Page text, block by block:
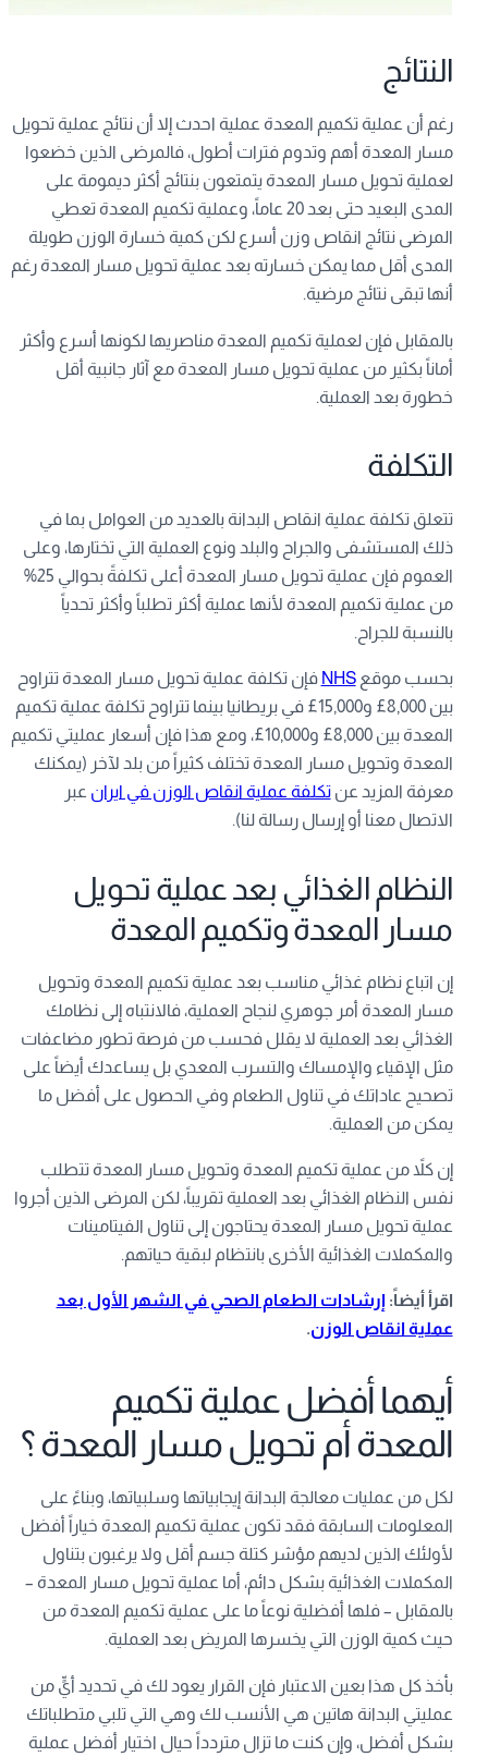
النتائج
رغم أن عملية تكميم المعدة عملية احدث إلا أن نتائج عملية تحويل
مسار المعدة أهم وتدوم فترات أطول، فالمرضى الذين خضعوا
لعملية تحويل مسار المعدة يتمتعون بنتائج أكثر ديمومة على
المدى البعيد حتى بعد 20 عاماً، وعملية تكميم المعدة تعطي
المرضى نتائج انقاص وزن أسرع لكن كمية خسارة الوزن طويلة
المدى أقل مما يمكن خسارته بعد عملية تحويل مسار المعدة رغم
أنها تبقى نتائج مرضية.
بالمقابل فإن لعملية تكميم المعدة مناصريها لكونها أسرع وأكثر
أماناً بكثير من عملية تحويل مسار المعدة مع آثار جانبية أقل
خطورة بعد العملية.
التكلفة
تتعلق تكلفة عملية انقاص البدانة بالعديد من العوامل بما في
ذلك المستشفى والجراح والبلد ونوع العملية التي تختارها، وعلى
العموم فإن عملية تحويل مسار المعدة أعلى تكلفةً بحوالي 25%
من عملية تكميم المعدة لأنها عملية أكثر تطلباً وأكثر تحدياً
بالنسبة للجراح.
بحسب موقعNHS فإن تكلفة عملية تحويل مسار المعدة تتراوح
بين 8,000£ و15,000£ في بريطانيا بينما تتراوح تكلفة عملية تكميم
المعدة بين 8,000£ و10,000£، ومع هذا فإن أسعار عمليتي تكميم
المعدة وتحويل مسار المعدة تختلف كثيراً من بلد لآخر (يمكنك
معرفة المزيد عنتكلفة عملية انقاص الوزن في ايران عبر
الاتصال معنا أو إرسال رسالة لنا).
النظام الغذائي بعد عملية تحويل
مسار المعدة وتكميم المعدة
إن اتباع نظام غذائي مناسب بعد عملية تكميم المعدة وتحويل
مسار المعدة أمر جوهري لنجاح العملية، فالانتباه إلى نظامك
الغذائي بعد العملية لا يقلل فحسب من فرصة تطور مضاعفات
مثل الإقياء والإمساك والتسرب المعدي بل يساعدك أيضاً على
تصحيح عاداتك في تناول الطعام وفي الحصول على أفضل ما
يمكن من العملية.
إن كلاً من عملية تكميم المعدة وتحويل مسار المعدة تتطلب
نفس النظام الغذائي بعد العملية تقريباً، لكن المرضى الذين أجروا
عملية تحويل مسار المعدة يحتاجون إلى تناول الفيتامينات
والمكملات الغذائية الأخرى بانتظام لبقية حياتهم.
اقرأ أيضاً: إرشادات الطعام الصحي في الشهر الأول بعد
عملية انقاص الوزن.
أيهما أفضل عملية تكميم
المعدة أم تحويل مسار المعدة ؟
لكل من عمليات معالجة البدانة إيجابياتها وسلبياتها، وبناءً على
المعلومات السابقة فقد تكون عملية تكميم المعدة خياراً أفضل
لأولئك الذين لديهم مؤشر كتلة جسم أقل ولا يرغبون بتناول
المكملات الغذائية بشكل دائم، أما عملية تحويل مسار المعدة –
بالمقابل – فلها أفضلية نوعاً ما على عملية تكميم المعدة من
حيث كمية الوزن التي يخسرها المريض بعد العملية.
بأخذ كل هذا بعين الاعتبار فإن القرار يعود لك في تحديد أيٍّ من
عمليتي البدانة هاتين هي الأنسب لك وهي التي تلبي متطلباتك
بشكل أفضل، وإن كنت ما تزال متردداً حيال اختيار أفضل عملية